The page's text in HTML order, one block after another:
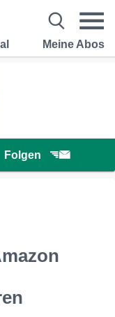
Meine Abos
Folgen